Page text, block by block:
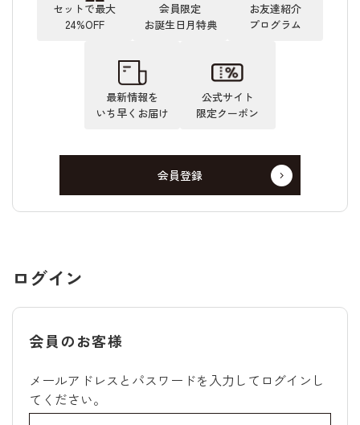
セットで最大
24%OFF
会員限定
お誕生日月特典
お友達紹介
プログラム
最新情報を
いち早くお届け
公式サイト
限定クーポン
会員登録
ログイン
会員のお客様
メールアドレスとパスワードを入力してログインし
てください。